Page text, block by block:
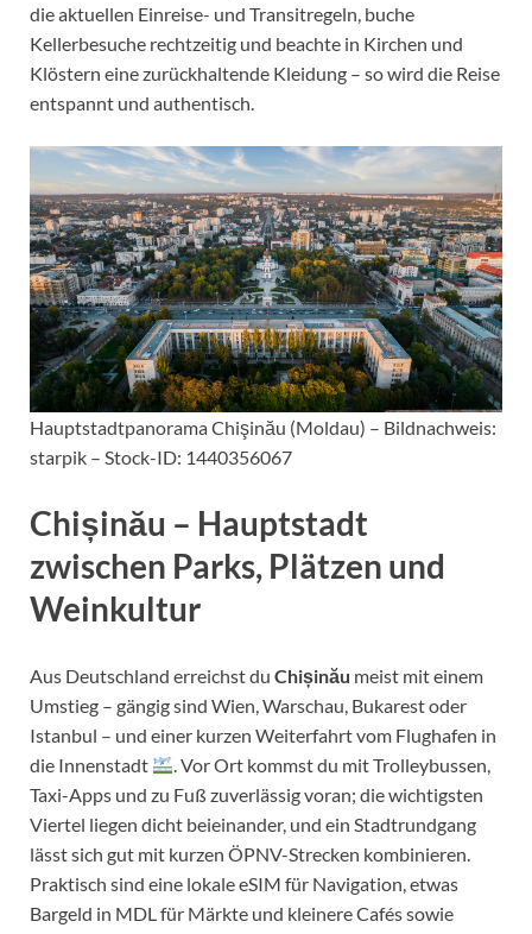
die aktuellen Einreise- und Transitregeln, buche
Kellerbesuche rechtzeitig und beachte in Kirchen und
Klöstern eine zurückhaltende Kleidung – so wird die Reise
entspannt und authentisch.
Hauptstadtpanorama Chişinău (Moldau) – Bildnachweis:
starpik – Stock-ID: 1440356067
Chișinău – Hauptstadt
zwischen Parks, Plätzen und
Weinkultur
Aus Deutschland erreichst du Chișinău meist mit einem
Umstieg – gängig sind Wien, Warschau, Bukarest oder
Istanbul – und einer kurzen Weiterfahrt vom Flughafen in
die Innenstadt
. Vor Ort kommst du mit Trolleybussen,
Taxi-Apps und zu Fuß zuverlässig voran; die wichtigsten
Viertel liegen dicht beieinander, und ein Stadtrundgang
lässt sich gut mit kurzen ÖPNV-Strecken kombinieren.
Praktisch sind eine lokale eSIM für Navigation, etwas
Bargeld in MDL für Märkte und kleinere Cafés sowie